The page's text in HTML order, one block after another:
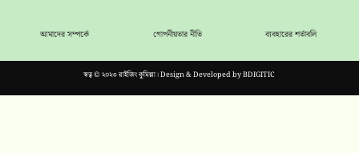
আমাদের সম্পর্কে গোপনীয়তার নীতি ব্যবহারের শর্তাবলি
স্বত্ব © ২০২৩ রাইজিং কুমিল্লা। Design & Developed byBDIGITIC